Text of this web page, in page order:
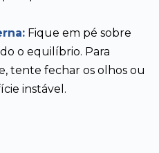
Fique em pé sobre
o equilíbrio. Para
tente fechar os olhos ou
instável.